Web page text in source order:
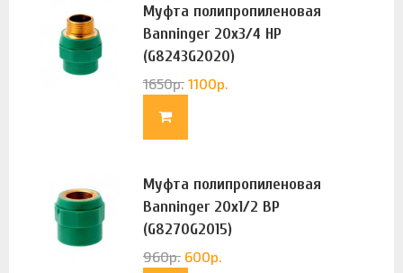
Муфта полипропиленовая
Banninger 20х3/4 НР
(G8243G2020)
1650р. 1100р.
Муфта полипропиленовая
Banninger 20х1/2 ВР
(G8270G2015)
960р. 600р.